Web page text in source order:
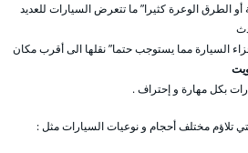
أو الطرق الوعرة كثيرا” ما تتعرض السيارات للعديد
مما يستوجب حتما” نقلها الى أقرب مكان
بكل مهارة و إحتراف .
تلاؤم مختلف أحجام و نوعيات السيارات مثل :